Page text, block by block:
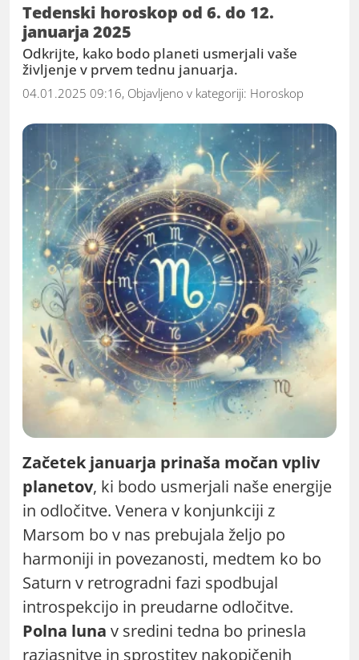
Tedenski horoskop od 6. do 12.
januarja 2025
Odkrijte, kako bodo planeti usmerjali vaše
življenje v prvem tednu januarja.
04.01.2025 09:16, Objavljeno v kategoriji: Horoskop
Začetek januarja prinaša močan vpliv
planetov, ki bodo usmerjali naše energije
in odločitve. Venera v konjunkciji z
Marsom bo v nas prebujala željo po
harmoniji in povezanosti, medtem ko bo
Saturn v retrogradni fazi spodbujal
introspekcijo in preudarne odločitve.
Polna luna v sredini tedna bo prinesla
razjasnitve in sprostitev nakopičenih